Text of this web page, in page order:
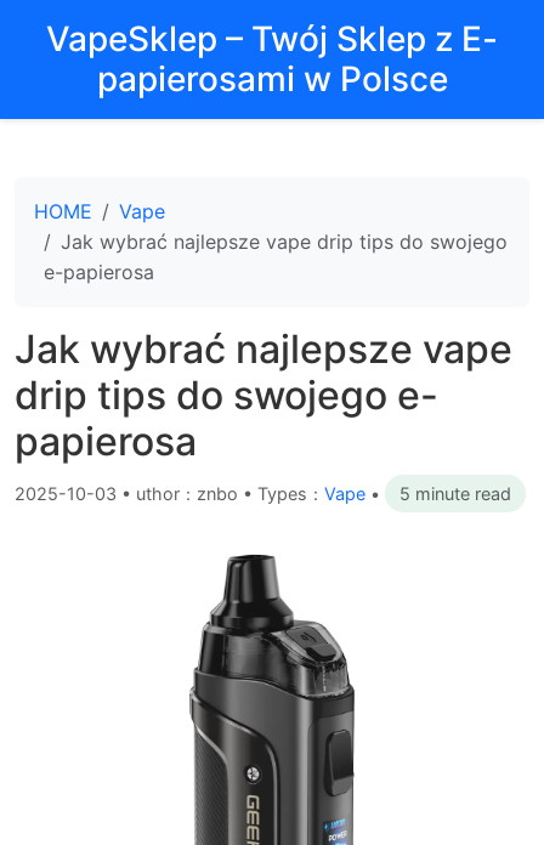
VapeSklep – Twój Sklep z E-
papierosami w Polsce
HOME
Vape
Jak wybrać najlepsze vape drip tips do swojego
e-papierosa
Jak wybrać najlepsze vape
drip tips do swojego e-
papierosa
2025-10-03 • uthor：znbo • Types： Vape • 5 minute read